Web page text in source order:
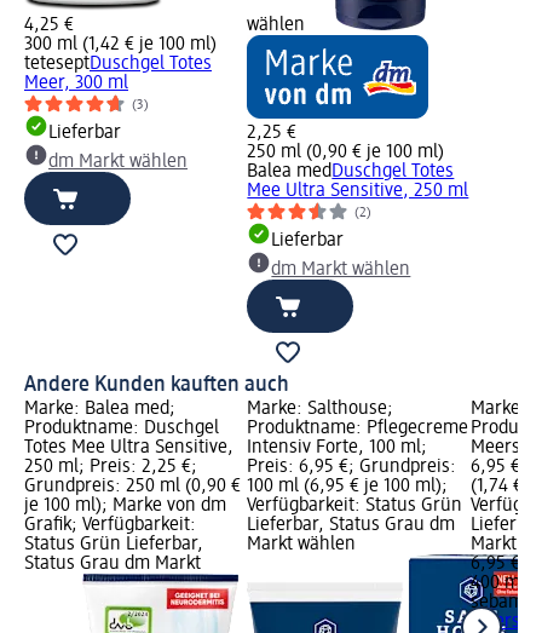
4,25 €
300 ml (1,42 € je 100 ml)
teteseptDuschgel Totes
Meer, 300 ml
(3)
Lieferbar
dm Markt wählen
wählen
2,25 €
250 ml (0,90 € je 100 ml)
Balea medDuschgel Totes
Mee Ultra Sensitive, 250 ml
(2)
Lieferbar
dm Markt wählen
Andere Kunden kauften auch
Marke: Balea med;
Produktname: Duschgel
Totes Mee Ultra Sensitive,
250 ml; Preis: 2,25 €;
Grundpreis: 250 ml (0,90 €
je 100 ml); Marke von dm
Grafik; Verfügbarkeit:
Status Grün Lieferbar,
Status Grau dm Markt
Marke: Salthouse;
Produktname: Pflegecreme
Intensiv Forte, 100 ml;
Preis: 6,95 €; Grundpreis:
100 ml (6,95 € je 100 ml);
Verfügbarkeit: Status Grün
Lieferbar, Status Grau dm
Markt wählen
Marke:
6,95 €;
(1,74 €
Markt
6,95 €
400 ml
sebamed